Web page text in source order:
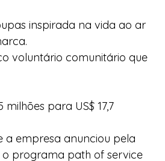
inspirada na vida ao ar
voluntário comunitário que
para US$ 17,7
a empresa anunciou pela
o programa path of service